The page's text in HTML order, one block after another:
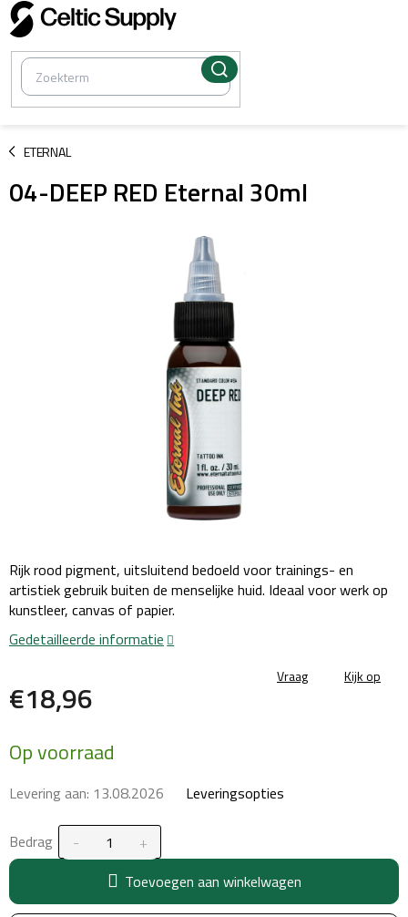
Overslaan
naar
inhoud
ETERNAL
/
04-DEEP RED Eternal 30ml
€18,96
prijs:
Op voorraad
Levering aan: 13.08.2026 Leveringsopties
Bedrag
Toevoegen aan winkelwagen
Rijk rood pigment, uitsluitend bedoeld voor trainings- en
artistiek gebruik buiten de menselijke huid. Ideaal voor werk op
kunstleer, canvas of papier.
Gedetailleerde informatie
Vraag Kijk op